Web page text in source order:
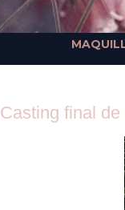
Casting final de